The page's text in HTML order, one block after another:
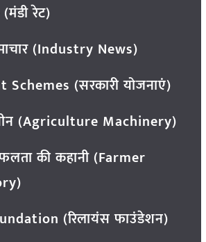
रेट)
(Industry News)
(सरकारी योजनाएं)
(Agriculture Machinery)
की कहानी (Farmer
(रिलायंस फाउंडेशन)